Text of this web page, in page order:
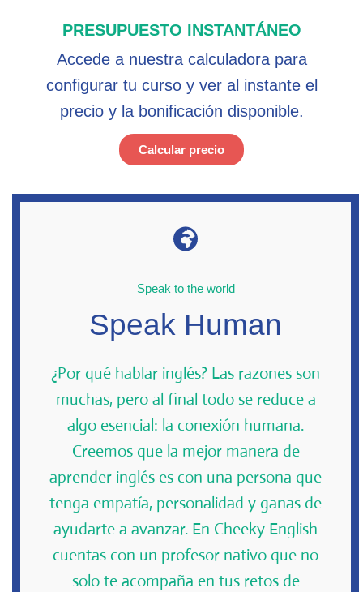
PRESUPUESTO INSTANTÁNEO
Accede a nuestra calculadora para
configurar tu curso y ver al instante el
precio y la bonificación disponible.
Calcular precio
Speak to the world
Speak Human
¿Por qué hablar inglés? Las razones son
muchas, pero al final todo se reduce a
algo esencial: la conexión humana.
Creemos que la mejor manera de
aprender inglés es con una persona que
tenga empatía, personalidad y ganas de
ayudarte a avanzar. En Cheeky English
cuentas con un profesor nativo que no
solo te acompaña en tus retos de